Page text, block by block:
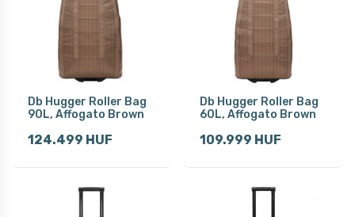
Db Hugger Roller Bag
90L, Affogato Brown
124.499 HUF
Db Hugger Roller Bag
60L, Affogato Brown
109.999 HUF